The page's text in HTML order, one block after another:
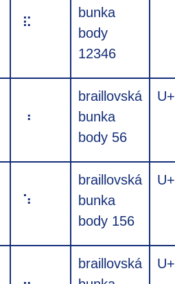
⠯
bunka
body
12346
⠰
braillovská
bunka
body 56
⠱
braillovská
bunka
body 156
braillovská